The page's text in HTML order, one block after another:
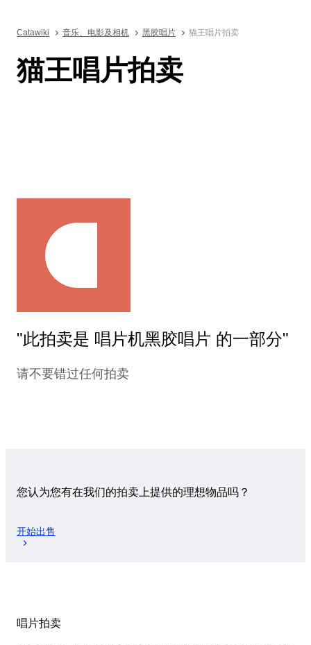
Catawiki 音乐、电影及相机 黑胶唱片 猫王唱片拍卖
猫王唱片拍卖
"此拍卖是 唱片机黑胶唱片 的一部分"
请不要错过任何拍卖
您认为您有在我们的拍卖上提供的理想物品吗？
开始出售
唱片拍卖